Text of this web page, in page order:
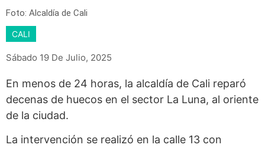
Foto: Alcaldía de Cali
CALI
Sábado 19 De Julio, 2025
En menos de 24 horas, la alcaldía de Cali reparó
decenas de huecos en el sector La Luna, al oriente
de la ciudad.
La intervención se realizó en la calle 13 con